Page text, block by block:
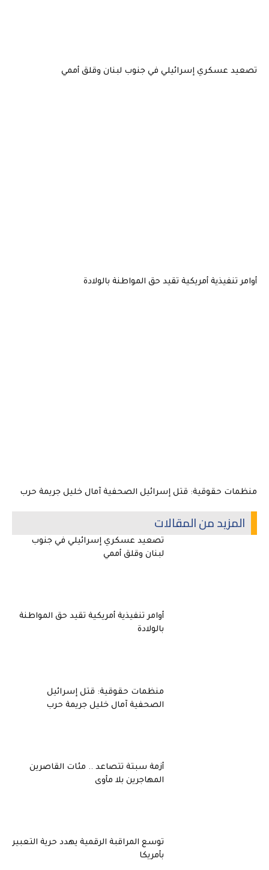
تصعيد عسكري إسرائيلي في جنوب لبنان وقلق أممي
أوامر تنفيذية أمريكية تقيد حق المواطنة بالولادة
منظمات حقوقية: قتل إسرائيل الصحفية آمال خليل جريمة حرب
المزيد من المقالات
تصعيد عسكري إسرائيلي في جنوب
لبنان وقلق أممي
أوامر تنفيذية أمريكية تقيد حق المواطنة
بالولادة
منظمات حقوقية: قتل إسرائيل
الصحفية آمال خليل جريمة حرب
أزمة سبتة تتصاعد .. مئات القاصرين
المهاجرين بلا مأوى
توسع المراقبة الرقمية يهدد حرية التعبير
بأمريكا